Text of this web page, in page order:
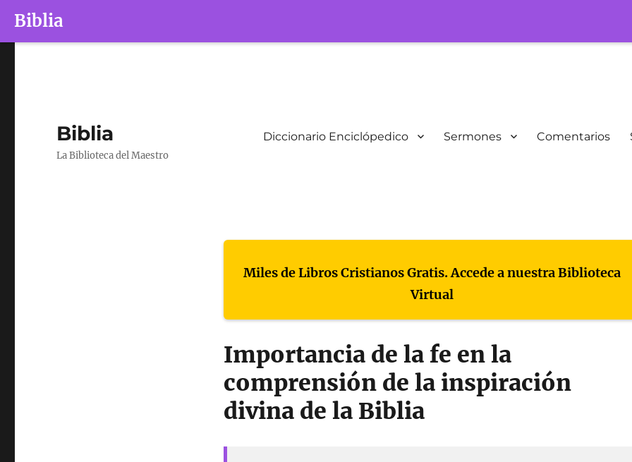
Biblia
Biblia
La Biblioteca del Maestro
Diccionario Enciclópedico Sermones Comentarios
Miles de Libros Cristianos Gratis. Accede a nuestra Biblioteca
Virtual
Importancia de la fe en la
comprensión de la inspiración
divina de la Biblia